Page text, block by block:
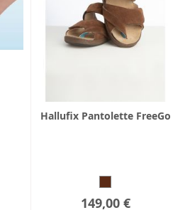
Hallufix Pantolette FreeGo
149,00 €